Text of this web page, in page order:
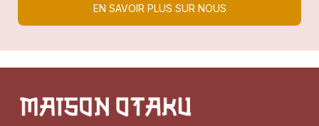
EN SAVOIR PLUS SUR NOUS